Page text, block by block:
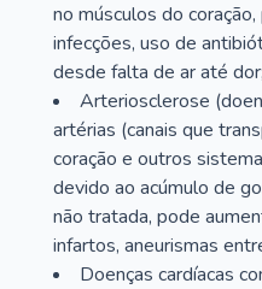
no músculos do
infecções, uso de
desde falta de ar até dor;
Arteriosclerose
artérias (canais que
coração e outros
devido ao acúmulo de
não tratada, pode
infartos, aneurismas
Doenças cardíacas